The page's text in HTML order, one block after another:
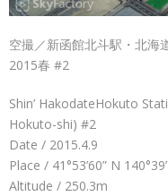
空撮／新函館北斗駅・北海
2015春 #2
Shin’ HakodateHokuto
Hokuto-shi) #2
Date / 2015.4.9
Place / 41°53’60” N
Altitude / 250.3m